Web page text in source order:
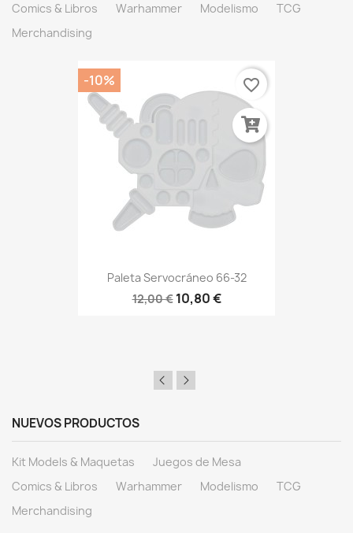
Comics & Libros
Warhammer Modelismo
TCG
Merchandising
Paleta Servocráneo 66-32
12,00 € 10,80 €
-10% favorite_border
NUEVOS PRODUCTOS
Kit Models & Maquetas
Juegos de Mesa
Comics & Libros
Warhammer Modelismo
TCG
Merchandising